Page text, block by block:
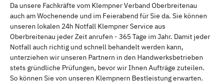
Schweinfurt Passau
Freising Rudelsdorf, Mittelfranken
Da unsere Fachkräfte vom Klempner Verband Oberbreitenau
auch am Wochenende und im Feierabend für Sie da. Sie können
unseren lokalen 24h Notfall Klempner Service aus
Oberbreitenau jeder Zeit anrufen - 365 Tage im Jahr. Damit jeder
Notfall auch richtig und schnell behandelt werden kann,
unterziehen wir unseren Partnern in den Handwerksbetrieben
stets gründliche Prüfungen, bevor wir Ihnen Aufträge zuteilen.
So können Sie von unseren Klempnern Bestleistung erwarten.